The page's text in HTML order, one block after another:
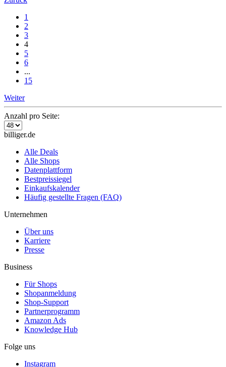
1
2
3
4
5
6
...
15
Weiter
Anzahl pro Seite:
billiger.de
Alle Deals
Alle Shops
Datenplattform
Bestpreissiegel
Einkaufskalender
Häufig gestellte Fragen (FAQ)
Unternehmen
Über uns
Karriere
Presse
Business
Für Shops
Shopanmeldung
Shop-Support
Partnerprogramm
Amazon Ads
Knowledge Hub
Folge uns
Instagram